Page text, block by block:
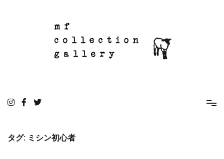
タグ: ミシン初心者